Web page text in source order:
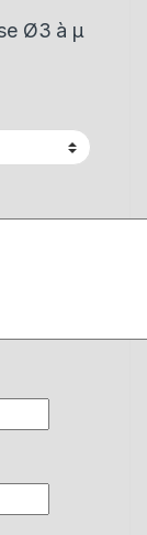
Ø3 à µ